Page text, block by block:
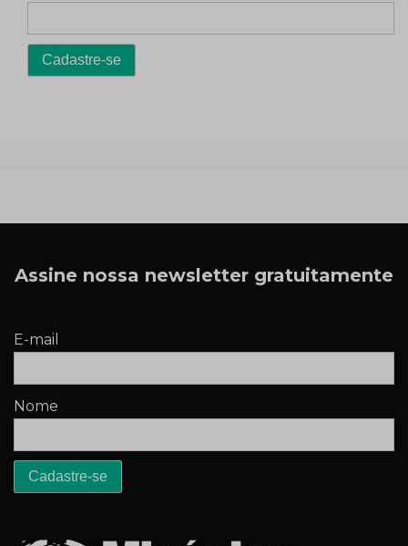
Assine nossa newsletter gratuitamente
E-mail
Nome